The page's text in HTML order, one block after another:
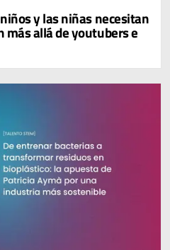
y las niñas necesitan
allá de youtubers e